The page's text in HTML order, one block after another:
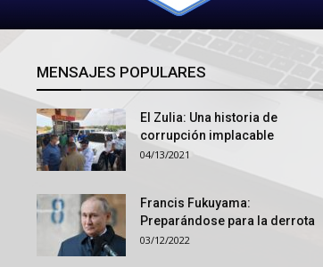
MENSAJES POPULARES
El Zulia: Una historia de
corrupción implacable
04/13/2021
Francis Fukuyama:
Preparándose para la derrota
03/12/2022